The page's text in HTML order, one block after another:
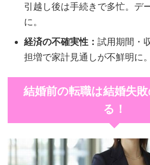
引越し後は手続きで多忙。デ
に。
経済の不確実性： 試用期間・
担増で家計見通しが不鮮明に。
結婚前の転職は結婚失
る！